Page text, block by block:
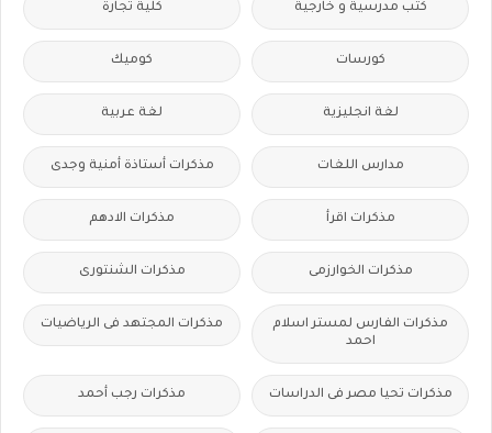
كتب مدرسية و خارجية كلية تجارة
كورسات كوميك
لغة انجليزية لغة عربية
مدارس اللغات مذكرات أستاذة أمنية وجدى
مذكرات اقرأ مذكرات الادهم
مذكرات الخوارزمى مذكرات الشنتورى
مذكرات الفارس لمستر اسلام
احمد
مذكرات المجتهد فى الرياضيات
مذكرات تحيا مصر فى الدراسات مذكرات رجب أحمد